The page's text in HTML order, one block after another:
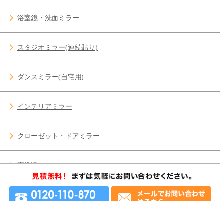
浴室鏡・洗面ミラー
スタジオミラー(連続貼り)
ダンスミラー(自宅用)
インテリアミラー
クローゼット・ドアミラー
高透過ミラー
ガラス修理 施工事例